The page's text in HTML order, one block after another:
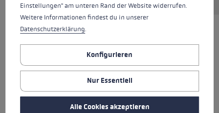
ALLE EIGENSCHAFTEN
SICHERHEITSHINWEISE
Einstellungen" am unteren Rand der Website widerrufen.
Weitere Informationen findest du in unserer
Datenschutzerklärung.
Konfigurieren
Nur Essentiell
Alle Cookies akzeptieren